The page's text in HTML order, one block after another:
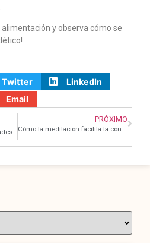
y observa cómo se
Twitter
LinkedIn
Email
Cómo mejorar tus habilidades de improvisación
PRÓXIMO
Cómo la meditación facilita la conexión espiritual